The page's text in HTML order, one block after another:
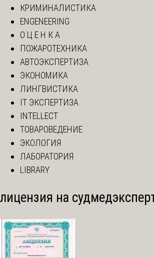
КРИМИНАЛИСТИКА
ENGENEERING
О Ц Е Н К А
ПОЖАРОТЕХНИКА
АВТОЭКСПЕРТИЗА
ЭКОНОМИКА
ЛИНГВИСТИКА
IT ЭКСПЕРТИЗА
INTELLECT
ТОВАРОВЕДЕНИЕ
ЭКОЛОГИЯ
ЛАБОРАТОРИЯ
LIBRARY
лицензия на